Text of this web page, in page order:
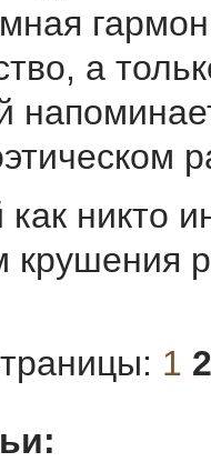
а
никто
крушения
1 2